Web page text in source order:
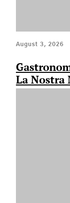
August 3, 2026
La Nostra